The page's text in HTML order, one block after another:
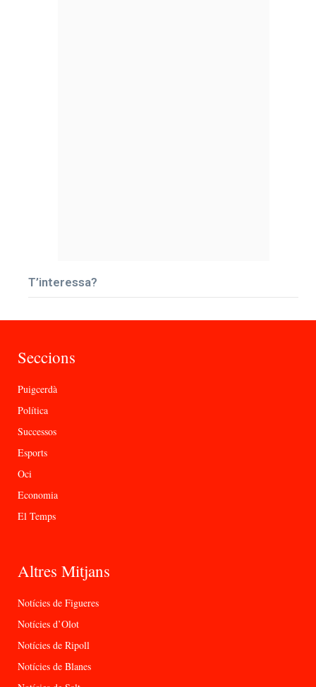
T’interessa?
Seccions
Puigcerdà
Política
Successos
Esports
Oci
Economia
El Temps
Altres Mitjans
Notícies de Figueres
Notícies d’Olot
Notícies de Ripoll
Notícies de Blanes